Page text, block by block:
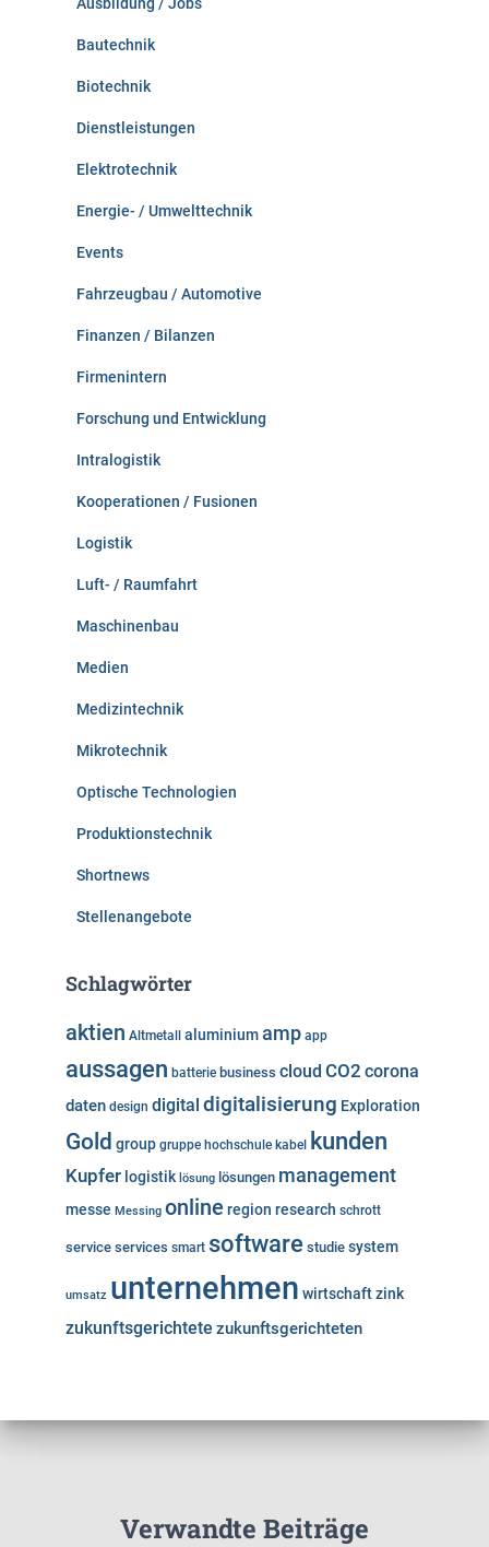
Ausbildung / Jobs
Bautechnik
Biotechnik
Dienstleistungen
Elektrotechnik
Energie- / Umwelttechnik
Events
Fahrzeugbau / Automotive
Finanzen / Bilanzen
Firmenintern
Forschung und Entwicklung
Intralogistik
Kooperationen / Fusionen
Logistik
Luft- / Raumfahrt
Maschinenbau
Medien
Medizintechnik
Mikrotechnik
Optische Technologien
Produktionstechnik
Shortnews
Stellenangebote
Schlagwörter
aktien Altmetall aluminiumamp app
aussagen batterie business cloud CO2 corona
daten design digital digitalisierung Exploration
Gold group gruppe hochschule kabel kunden
Kupfer logistik lösung lösungen management
messe Messing online region research schrott
service services smart software studie system
umsatz unternehmen wirtschaftzink
zukunftsgerichtete zukunftsgerichteten
Verwandte Beiträge